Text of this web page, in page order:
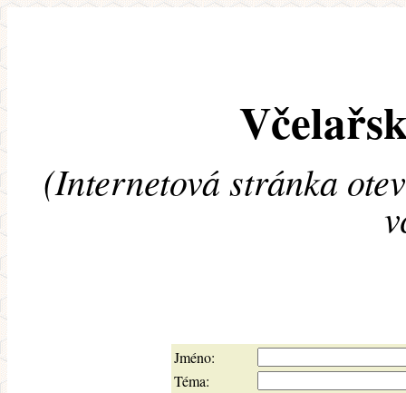
(Internetová stránka
Jméno:
Téma: